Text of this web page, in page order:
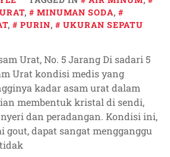
, MINUMAN SODA,
, PURIN, UKURAN SEPATU
Urat, No. 5 Jarang Di sadari 5
Urat kondisi medis yang
kadar asam urat dalam
membentuk kristal di sendi,
dan peradangan. Kondisi ini,
gout, dapat sangat mengganggu